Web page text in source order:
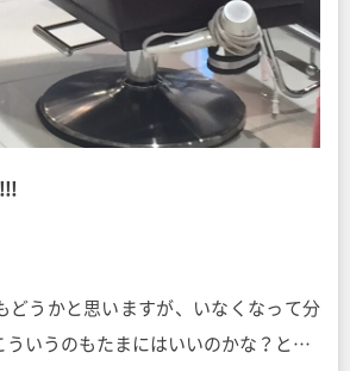
どうかと思いますが、いなくなって分
ういうのもたまにはいいのかな？と…